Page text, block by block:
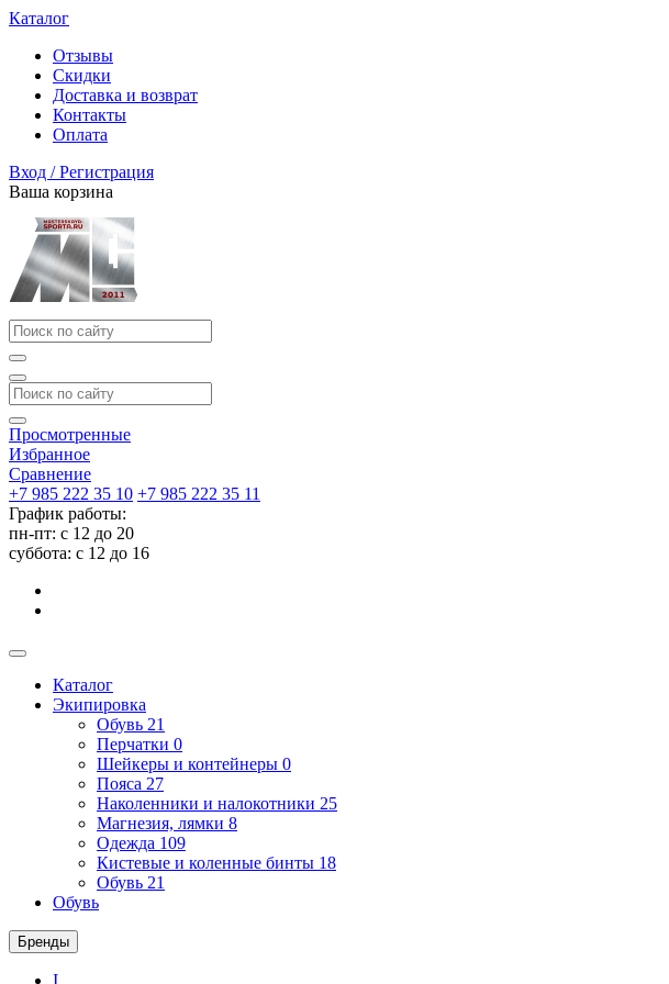
Каталог
Отзывы
Скидки
Доставка и возврат
Контакты
Оплата
Вход / Регистрация
Ваша корзина
Просмотренные
Избранное
Сравнение
+7 985 222 35 10 +7 985 222 35 11
График работы:
пн-пт: с 12 до 20
суббота: c 12 до 16
Каталог
Экипировка
Обувь 21
Перчатки 0
Шейкеры и контейнеры 0
Пояса 27
Наколенники и налокотники 25
Магнезия, лямки 8
Одежда 109
Кистевые и коленные бинты 18
Обувь 21
Обувь
Бренды
I